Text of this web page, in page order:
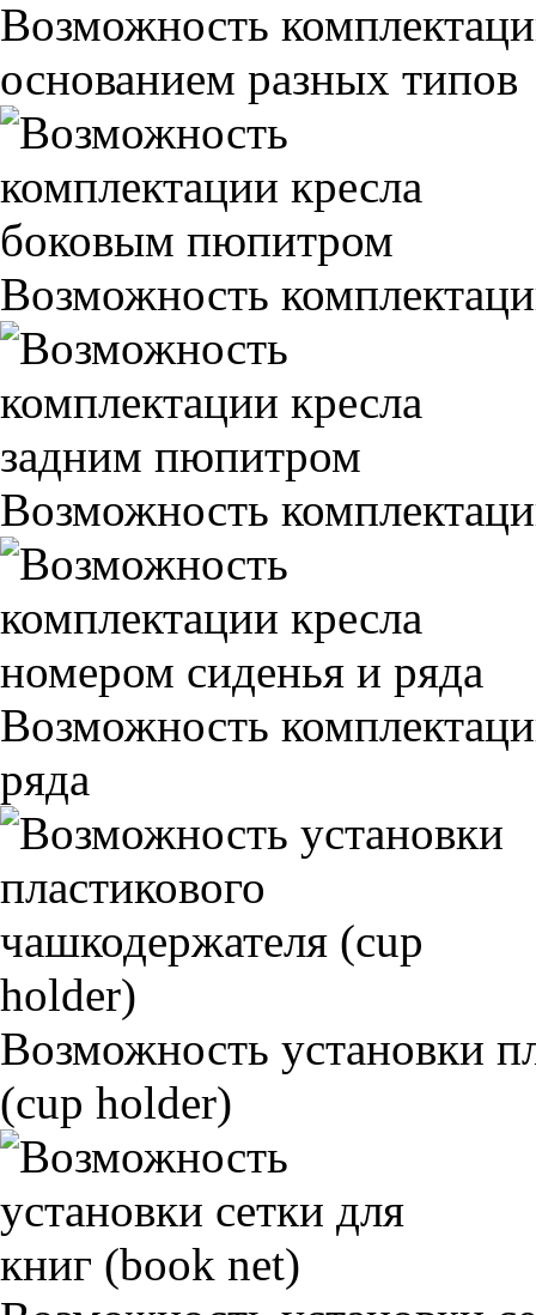
Возможность
основанием разных типов
Возможность
Возможность
Возможность
ряда
Возможность установки
(cup holder)